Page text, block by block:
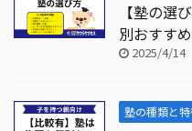
【塾の選
別おすす
2025/4/14
塾の種類と